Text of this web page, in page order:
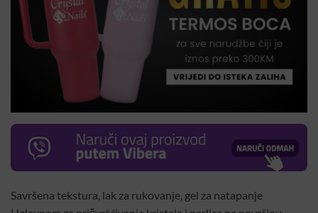
Savršena tekstura, lak za rukovanje, gel za natapanje